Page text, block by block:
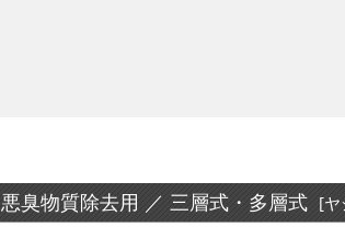
悪臭物質除去用 ／ 三層式・多層式 [ヤ